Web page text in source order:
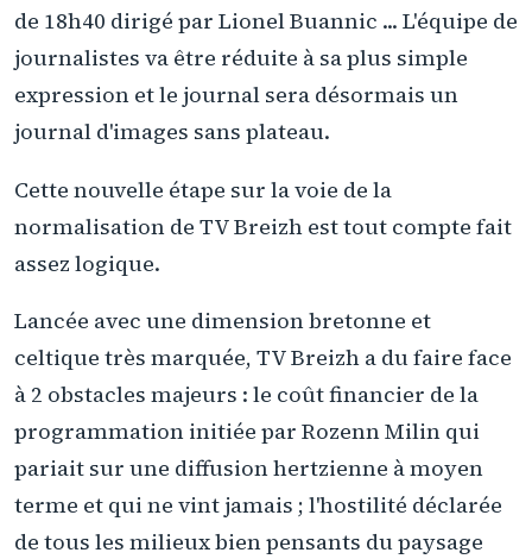
de 18h40 dirigé par Lionel Buannic ... L'équipe de
journalistes va être réduite à sa plus simple
expression et le journal sera désormais un
journal d'images sans plateau.
Cette nouvelle étape sur la voie de la
normalisation de TV Breizh est tout compte fait
assez logique.
Lancée avec une dimension bretonne et
celtique très marquée, TV Breizh a du faire face
à 2 obstacles majeurs : le coût financier de la
programmation initiée par Rozenn Milin qui
pariait sur une diffusion hertzienne à moyen
terme et qui ne vint jamais ; l'hostilité déclarée
de tous les milieux bien pensants du paysage